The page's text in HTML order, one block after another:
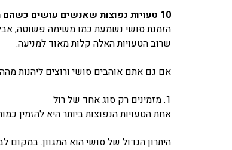
10 טעויות נפוצות שאנשים עושים כשהם מזמינים סושי
הזמנת סושי נשמעת כמו משימה פשוטה,
שרוב הטעויות האלה קלות מאוד למניעה.
אם גם אתם אוהבים סושי ורוצים ליהנות מההזמנה
1. מזמינים רק סוג אחד של רול
אחת הטעויות הנפוצות ביותר היא להזמין
היתרון הגדול של סושי הוא המגוון. במקום